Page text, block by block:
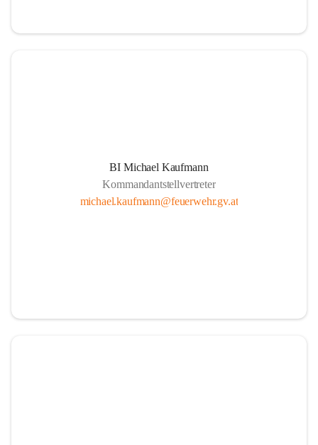
BI Michael Kaufmann
Kommandantstellvertreter
michael.kaufmann@feuerwehr.gv.at